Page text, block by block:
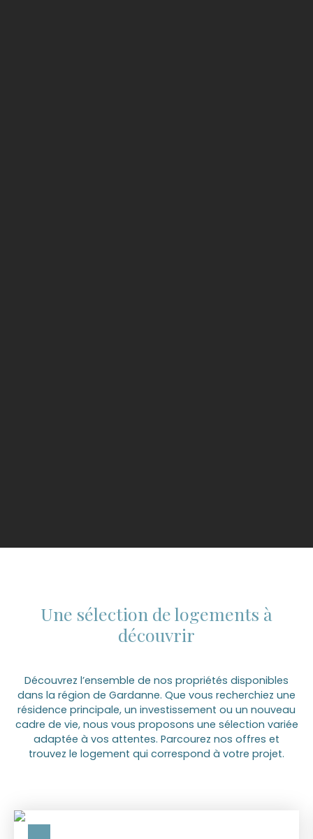
Une sélection de logements à
découvrir
Découvrez l’ensemble de nos propriétés disponibles
dans la région de Gardanne. Que vous recherchiez une
résidence principale, un investissement ou un nouveau
cadre de vie, nous vous proposons une sélection variée
adaptée à vos attentes. Parcourez nos offres et
trouvez le logement qui correspond à votre projet.